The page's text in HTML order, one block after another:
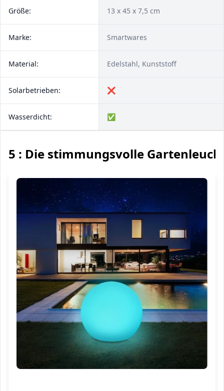
Größe: 13 x 45 x 7,5 cm
Marke: Smartwares
Material: Edelstahl, Kunststoff
Solarbetrieben: ❌
Wasserdicht: ✅
5 : Die stimmungsvolle